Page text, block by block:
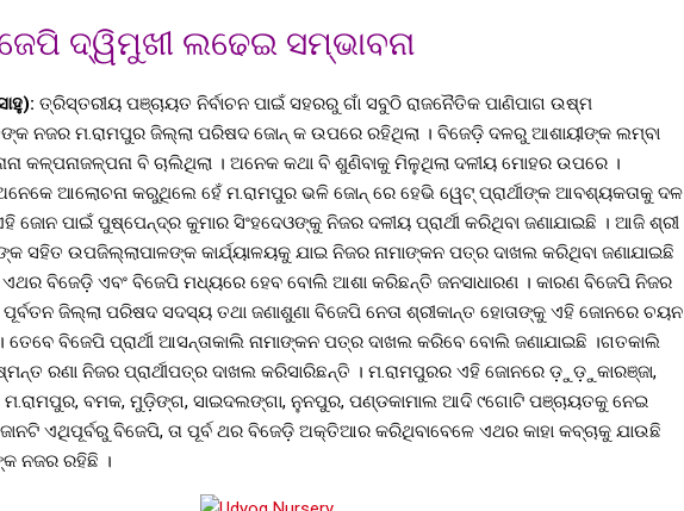
ଦ୍ୱିମୁଖୀ ଲଢେଇ ସମ୍ଭାବନା
ତ୍ରିସ୍ତରୀୟ ପଞ୍ଚାୟତ ନିର୍ବାଚନ ପାଇଁ ସହରରୁ ଗାଁ ସବୁଠି ରାଜନୈତିକ ପାଣିପାଗ ଉଷ୍ମ
ନଜର ମ.ରାମପୁର ଜିଲ୍ଲା ପରିଷଦ ଜୋନ୍ କ ଉପରେ ରହିଥିଲା । ବିଜେଡ଼ି ଦଳରୁ ଆଶାୟୀଙ୍କ ଲମ୍ବା
କଳ୍ପନାଜଳ୍ପନା ବି ଚାଲିଥିଲା । ଅନେକ କଥା ବି ଶୁଣିବାକୁ ମିଳୁଥିଲା ଦଳୀୟ ମୋହର ଉପରେ ।
ଆଲୋଚନା କରୁଥିଲେ ହେଁ ମ.ରାମପୁର ଭଳି ଜୋନ୍ ରେ ହେଭି ୱେଟ୍ ପ୍ରାର୍ଥୀଙ୍କ ଆବଶ୍ୟକତାକୁ ଦଳ
ପାଇଁ ପୁଷ୍ପେନ୍ଦ୍ର କୁମାର ସିଂହଦେଓଙ୍କୁ ନିଜର ଦଳୀୟ ପ୍ରାର୍ଥୀ କରିଥିବା ଜଣାଯାଇଛି । ଆଜି ଶ୍ରୀ
ସହିତ ଉପଜିଲ୍ଲାପାଳଙ୍କ କାର୍ଯ୍ୟାଳୟକୁ ଯାଇ ନିଜର ନାମାଙ୍କନ ପତ୍ର ଦାଖଲ କରିଥିବା ଜଣାଯାଇଛି
ଏଥର ବିଜେଡ଼ି ଏବଂ ବିଜେପି ମଧ୍ୟରେ ହେବ ବୋଲି ଆଶା କରିଛନ୍ତି ଜନସାଧାରଣ । କାରଣ ବିଜେପି ନିଜର
ପୂର୍ବତନ ଜିଲ୍ଲା ପରିଷଦ ସଦସ୍ୟ ତଥା ଜଣାଶୁଣା ବିଜେପି ନେତା ଶ୍ରୀକାନ୍ତ ହୋତାଙ୍କୁ ଏହି ଜୋନରେ ଚୟନ
ତେବେ ବିଜେପି ପ୍ରାର୍ଥୀ ଆସନ୍ତାକାଲି ନାମାଙ୍କନ ପତ୍ର ଦାଖଲ କରିବେ ବୋଲି ଜଣାଯାଇଛି ।ଗତକାଲି
ରଣା ନିଜର ପ୍ରାର୍ଥୀପତ୍ର ଦାଖଲ କରିସାରିଛନ୍ତି । ମ.ରାମପୁରର ଏହି ଜୋନରେ ଡ଼ୁଡ଼ୁକାରଞ୍ଜା,
ମ.ରାମପୁର, ବମକ, ମୁଡ଼ିଙ୍ଗ, ସାଇଦଲଙ୍ଗା, ନୁନପୁର, ପଣ୍ଡକାମାଲ ଆଦି ୯ଗୋଟି ପଞ୍ଚାୟତକୁ ନେଇ
ଏଥିପୂର୍ବରୁ ବିଜେପି, ତା ପୂର୍ବ ଥର ବିଜେଡ଼ି ଅକ୍ତିଆର କରିଥିବାବେଳେ ଏଥର କାହା କବ୍ଚାକୁ ଯାଉଛି
ନଜର ରହିଛି ।